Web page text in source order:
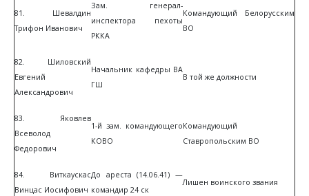
81. Шевалдин
Трифон Иванович
Зам. генерал-
инспектора пехоты
РККА
Командующий Белорусским
ВО
82. Шиловский
Евгений
Александрович
Начальник кафедры ВА
ГШ
В той же должности
83. Яковлев
Всеволод
Федорович
1-й зам. командующего
КОВО
Командующий
Ставропольским ВО
84. Виткаускас
Винцас Иосифович
До ареста (14.06.41) —
командир 24 ск
Лишен воинского звания